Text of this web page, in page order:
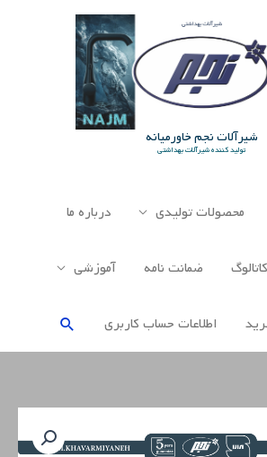
شیرآلات نجم خاورمیانه
تولید کننده شیرآلات بهداشتی
محصولات تولیدی درباره ما
کاتالوگ ضمانت نامه آموزشی
اطلاعات حساب كاربری جستجو